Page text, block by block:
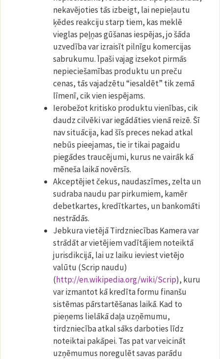
nekavējoties tās izbeigt, lai nepieļautu
ķēdes reakciju starp tiem, kas meklē
vieglas peļņas gūšanas iespējas, jo šāda
uzvedība var izraisīt pilnīgu komercijas
sabrukumu. Īpaši vajag izsekot pirmās
nepieciešamības produktu un preču
cenas, tās vajadzētu “iesaldēt” tik zemā
līmenī, cik vien iespējams.
Ierobežot kritisko produktu vienības, cik
daudz cilvēki var iegādāties vienā reizē. Šī
nav situācija, kad šīs preces nekad atkal
nebūs pieejamas, tie ir tikai pagaidu
piegādes traucējumi, kurus ne vairāk kā
mēneša laikā novērsīs.
Akceptējiet čekus, naudaszīmes, zelta un
sudraba naudu par pirkumiem, kamēr
debetkartes, kredītkartes, un bankomāti
nestrādās.
Jebkura vietējā Tirdzniecības Kamera var
strādāt ar vietējiem vadītājiem noteiktā
jurisdikcijā, lai uz laiku ieviest vietējo
valūtu (Scrip naudu)
(http://en.wikipedia.org/wiki/Scrip), kuru
var izmantot kā kredīta formu finanšu
sistēmas pārstartēšanas laikā. Kad to
pieņems lielākā daļa uzņēmumu,
tirdzniecība atkal sāks darboties līdz
noteiktai pakāpei. Tas pat var veicināt
uzņēmumus noregulēt savas parādu